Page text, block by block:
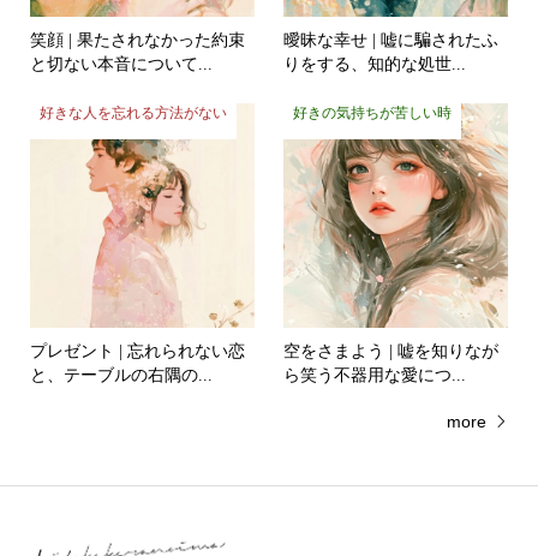
笑顔 | 果たされなかった約束
と切ない本音について...
曖昧な幸せ | 嘘に騙されたふ
りをする、知的な処世...
好きな人を忘れる方法がない
プレゼント | 忘れられない恋
と、テーブルの右隅の...
好きの気持ちが苦しい時
空をさまよう | 嘘を知りなが
ら笑う不器用な愛につ...
more